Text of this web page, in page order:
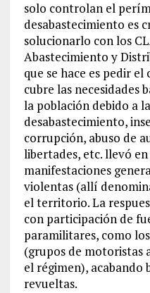
solo controlan el
desabastecimiento es
solucionarlo con los
Abastecimiento y
que se hace es pedir
cubre las necesidades
la población debido a
desabastecimiento,
corrupción, abuso de
libertades, etc. llevó
manifestaciones
violentas (allí
el territorio. La
con participación de
paramilitares, como
(grupos de motoristas
el régimen),
revueltas.